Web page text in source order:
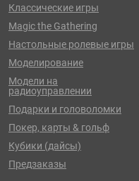
Классические игры
Magic the Gathering
Настольные ролевые игры
Моделирование
Модели на
радиоуправлении
Подарки и головоломки
Покер, карты & гольф
Кубики (дайсы)
Предзаказы